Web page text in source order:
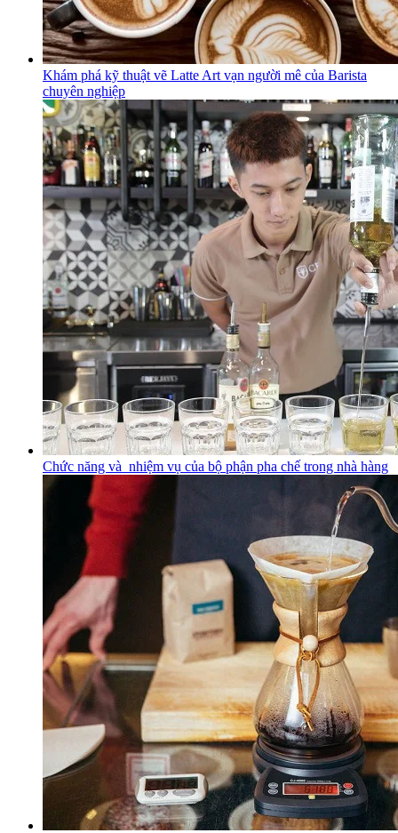
Khám phá kỹ thuật vẽ Latte Art vạn người mê của Barista
chuyên nghiệp
Chức năng và nhiệm vụ của bộ phận pha chế trong nhà hàng